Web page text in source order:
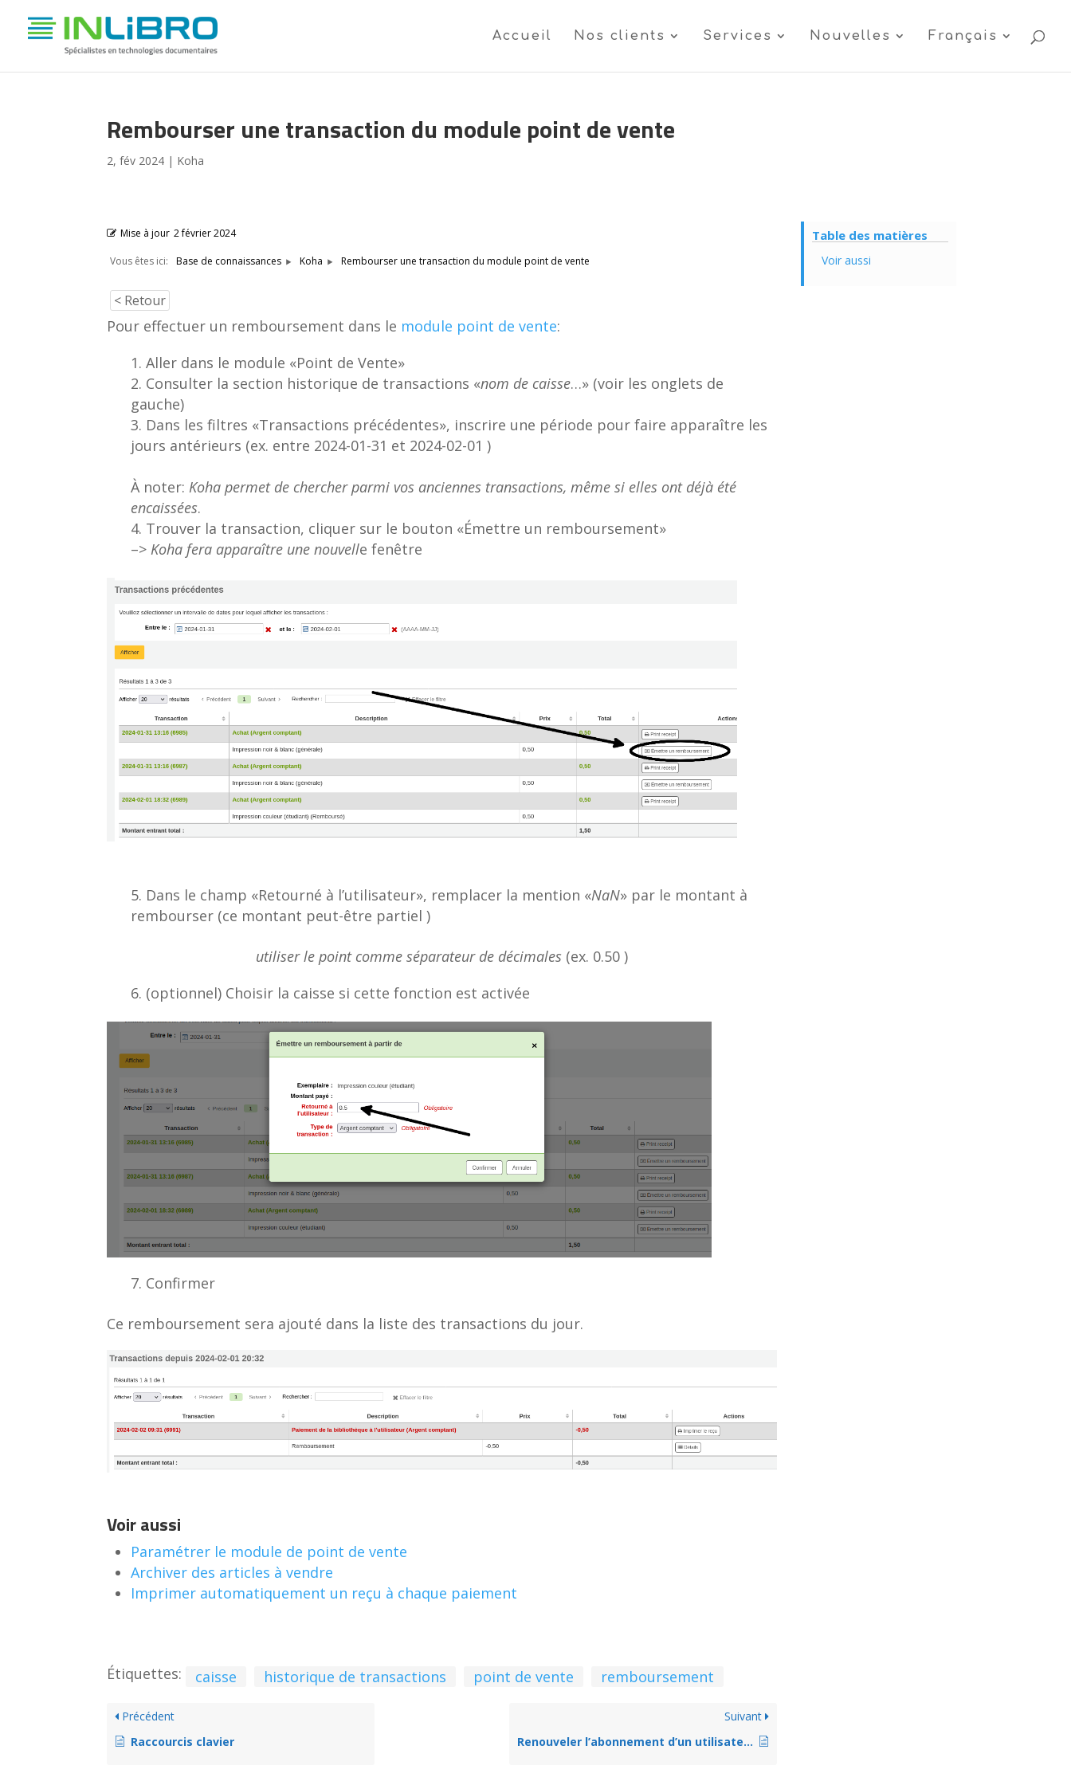
Accueil Nos clients Services Nouvelles Français
Rembourser une transaction du module point de vente
2, fév 2024 | Koha
Mise à jour 2 février 2024
Vous êtes ici: Base de connaissances Koha Rembourser une transaction du module point de vente
< Retour
Pour effectuer un remboursement dans le module point de vente:
Aller dans le module «Point de Vente»
Consulter la section historique de transactions «nom de caisse…» (voir les onglets de
gauche)
Dans les filtres «Transactions précédentes», inscrire une période pour faire apparaître les
jours antérieurs (ex. entre 2024-01-31 et 2024-02-01 )
À noter: Koha permet de chercher parmi vos anciennes transactions, même si elles ont déjà été
encaissées.
Trouver la transaction, cliquer sur le bouton «Émettre un remboursement»
–> Koha fera apparaître une nouvelle fenêtre
Dans le champ «Retourné à l’utilisateur», remplacer la mention «NaN» par le montant à
rembourser (ce montant peut-être partiel )
utiliser le point comme séparateur de décimales (ex. 0.50 )
(optionnel) Choisir la caisse si cette fonction est activée
Confirmer
Ce remboursement sera ajouté dans la liste des transactions du jour.
Voir aussi
Paramétrer le module de point de vente
Archiver des articles à vendre
Imprimer automatiquement un reçu à chaque paiement
Étiquettes: caisse historique de transactions point de vente remboursement
Précédent
Raccourcis clavier
Suivant
Renouveler l’abonnement d’un utilisateur
Table des matières
Voir aussi